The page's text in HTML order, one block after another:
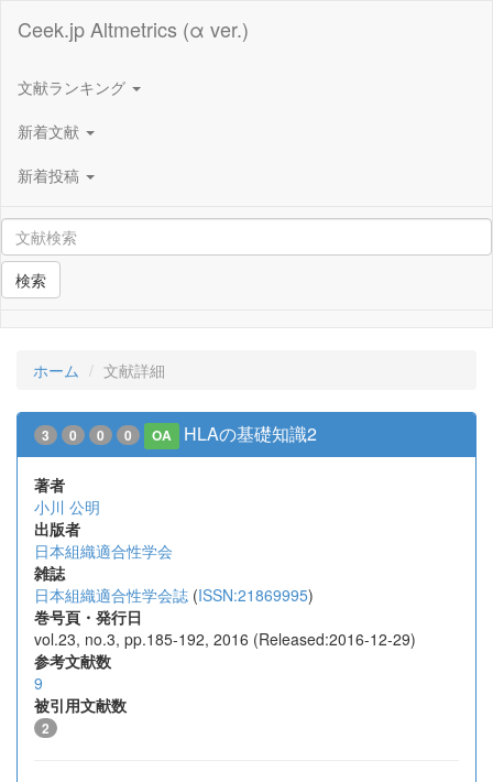
Ceek.jp Altmetrics (α ver.)
文献ランキング
新着文献
新着投稿
検索
ホーム 文献詳細
3 0 0 0 OA HLAの基礎知識2
著者
小川 公明
出版者
日本組織適合性学会
雑誌
日本組織適合性学会誌 (ISSN:21869995)
巻号頁・発行日
vol.23, no.3, pp.185-192, 2016 (Released:2016-12-29)
参考文献数
9
被引用文献数
2